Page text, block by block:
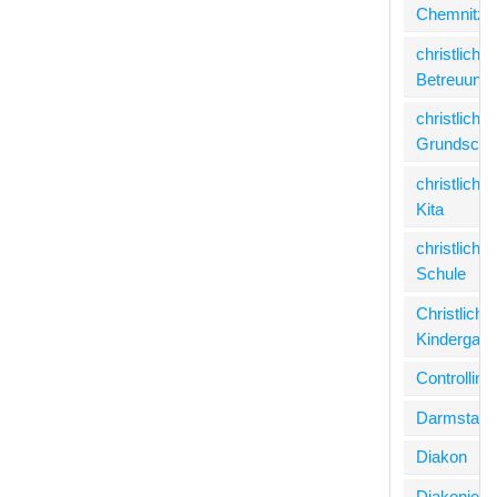
Chemnitz
christliche
Betreuung
christliche
christliche
Kita
christliche
Schule
Controlling
Darmstadt
Diakon